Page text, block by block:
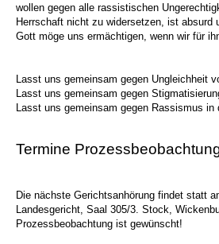
wollen gegen alle rassistischen
Herrschaft nicht zu widersetzen, ist absurd
Gott möge uns ermächtigen, wenn wir für
Lasst uns gemeinsam gegen Ungleichheit
Lasst uns gemeinsam gegen
Lasst uns gemeinsam gegen Rassismus
Termine
Die nächste Gerichtsanhörung findet statt
Landesgericht, Saal 305/3. Stock,
Prozessbeobachtung ist gewünscht!